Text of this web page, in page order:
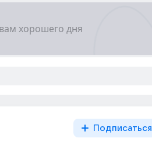
Подписаться